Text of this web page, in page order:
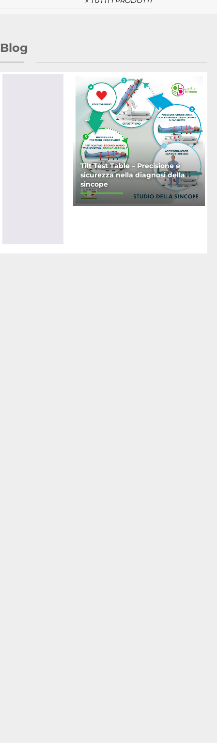
Blog
Tilt Test Table – Precisione e
sicurezza nella diagnosi della
sincope